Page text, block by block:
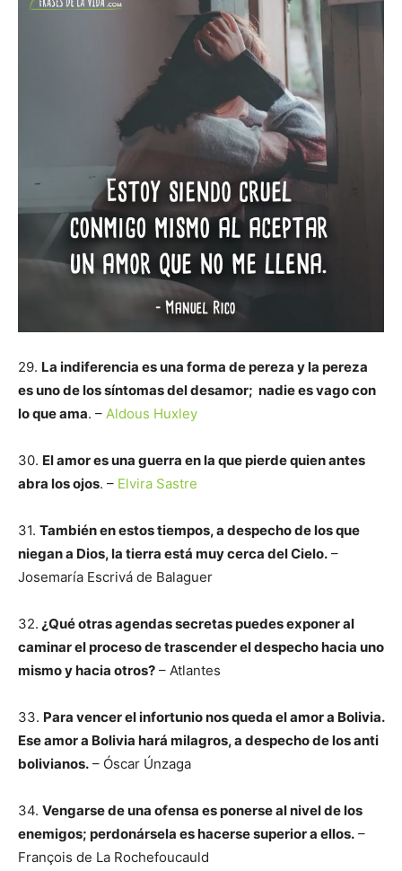
29. La indiferencia es una forma de pereza y la pereza
es uno de los síntomas del desamor; nadie es vago con
lo que ama. – Aldous Huxley
30. El amor es una guerra en la que pierde quien antes
abra los ojos. – Elvira Sastre
31. También en estos tiempos, a despecho de los que
niegan a Dios, la tierra está muy cerca del Cielo. –
Josemaría Escrivá de Balaguer
32. ¿Qué otras agendas secretas puedes exponer al
caminar el proceso de trascender el despecho hacia uno
mismo y hacia otros? – Atlantes
33. Para vencer el infortunio nos queda el amor a Bolivia.
Ese amor a Bolivia hará milagros, a despecho de los anti
bolivianos. – Óscar Únzaga
34. Vengarse de una ofensa es ponerse al nivel de los
enemigos; perdonársela es hacerse superior a ellos. –
François de La Rochefoucauld